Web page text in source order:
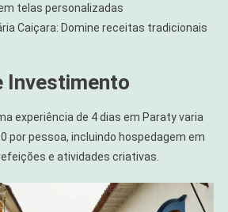
telas personalizadas
Caiçara: Domine receitas tradicionais
Investimento
experiência de 4 dias em Paraty varia
por pessoa, incluindo hospedagem em
e atividades criativas.